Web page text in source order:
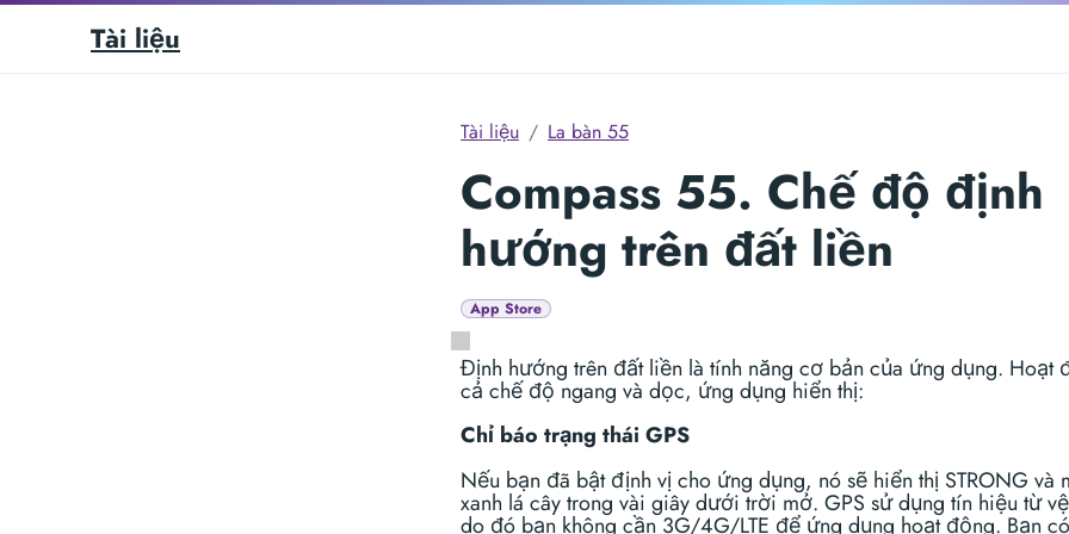
Tài liệu
Tài liệu La bàn 55
Compass 55. Chế độ định
hướng trên đất liền
App Store
Định hướng trên đất liền là tính năng cơ bản của ứng dụng. Hoạt
cả chế độ ngang và dọc, ứng dụng hiển thị:
Chỉ báo trạng thái GPS
Nếu bạn đã bật định vị cho ứng dụng, nó sẽ hiển thị STRONG và
xanh lá cây trong vài giây dưới trời mở. GPS sử dụng tín hiệu từ
do đó bạn không cần 3G/4G/LTE để ứng dụng hoạt động. Bạn